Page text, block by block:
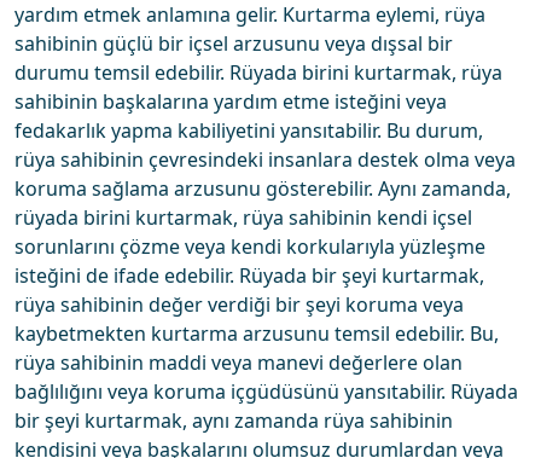
yardım etmek anlamına gelir. Kurtarma eylemi, rüya
sahibinin güçlü bir içsel arzusunu veya dışsal bir
durumu temsil edebilir. Rüyada birini kurtarmak, rüya
sahibinin başkalarına yardım etme isteğini veya
fedakarlık yapma kabiliyetini yansıtabilir. Bu durum,
rüya sahibinin çevresindeki insanlara destek olma veya
koruma sağlama arzusunu gösterebilir. Aynı zamanda,
rüyada birini kurtarmak, rüya sahibinin kendi içsel
sorunlarını çözme veya kendi korkularıyla yüzleşme
isteğini de ifade edebilir. Rüyada bir şeyi kurtarmak,
rüya sahibinin değer verdiği bir şeyi koruma veya
kaybetmekten kurtarma arzusunu temsil edebilir. Bu,
rüya sahibinin maddi veya manevi değerlere olan
bağlılığını veya koruma içgüdüsünü yansıtabilir. Rüyada
bir şeyi kurtarmak, aynı zamanda rüya sahibinin
kendisini veya başkalarını olumsuz durumlardan veya